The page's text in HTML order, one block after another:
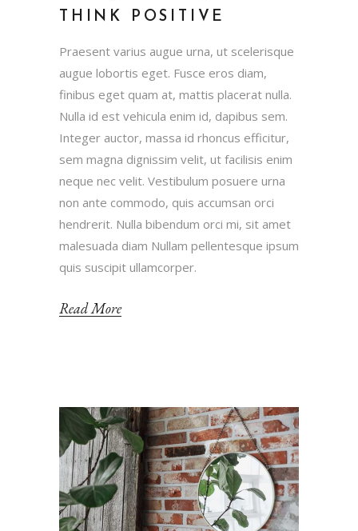
THINK POSITIVE
Praesent varius augue urna, ut scelerisque
augue lobortis eget. Fusce eros diam,
finibus eget quam at, mattis placerat nulla.
Nulla id est vehicula enim id, dapibus sem.
Integer auctor, massa id rhoncus efficitur,
sem magna dignissim velit, ut facilisis enim
neque nec velit. Vestibulum posuere urna
non ante commodo, quis accumsan orci
hendrerit. Nulla bibendum orci mi, sit amet
malesuada diam Nullam pellentesque ipsum
quis suscipit ullamcorper.
Read More